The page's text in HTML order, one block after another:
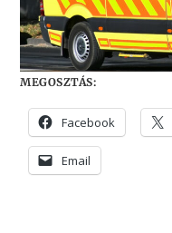
MEGOSZTÁS:
Facebook
Email